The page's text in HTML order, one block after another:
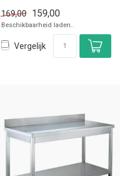
✓ Verstelbare poten
...
169,00 159,00
Beschikbaarheid laden..
Vergelijk